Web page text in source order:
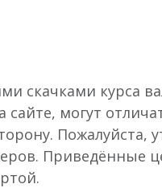
скачками курса
могут
Пожалуйста,
Приведённые